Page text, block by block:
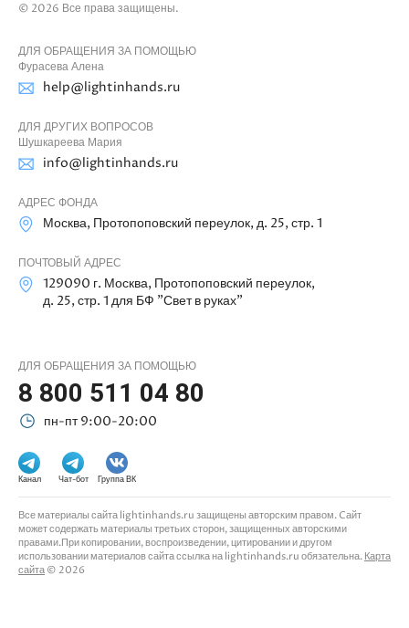
© 2026 Все права защищены.
ДЛЯ ОБРАЩЕНИЯ ЗА ПОМОЩЬЮ
Фурасева Алена
help@lightinhands.ru
ДЛЯ ДРУГИХ ВОПРОСОВ
Шушкареева Мария
info@lightinhands.ru
АДРЕС ФОНДА
Москва, Протопоповский переулок, д. 25, стр. 1
ПОЧТОВЫЙ АДРЕС
129090 г. Москва, Протопоповский переулок,
д. 25, стр. 1 для БФ "Свет в руках"
ДЛЯ ОБРАЩЕНИЯ ЗА ПОМОЩЬЮ
8 800 511 04 80
пн-пт 9:00-20:00
Канал Чат-бот Группа ВК
Все материалы сайта lightinhands.ru защищены авторским правом. Cайт
может содержать материалы третьих сторон, защищенных авторскими
правами.При копировании, воспроизведении, цитировании и другом
использовании материалов сайта ссылка на lightinhands.ru обязательна. Карта
сайта © 2026